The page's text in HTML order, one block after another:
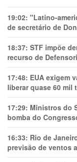
19:02: "Latino-
de secretário de
18:37: STF impõe
recurso de
17:48: EUA exigem
liberar quase 60 mil
17:29: Ministros do
bomba do
16:33: Rio de
previsão de ventos